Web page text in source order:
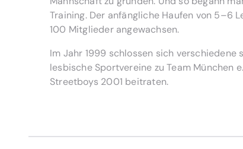
Training. Der anfängliche Haufen von 5–6
100 Mitglieder angewachsen.
Im Jahr 1999 schlossen sich verschiedene
lesbische Sportvereine zu Team München
Streetboys 2001 beitraten.